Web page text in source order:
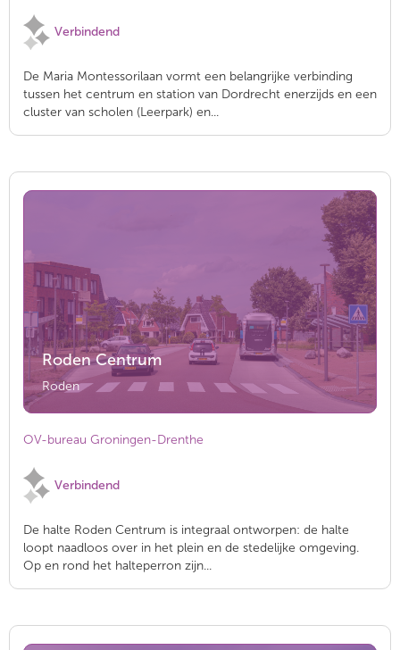
Verbindend
De Maria Montessorilaan vormt een belangrijke verbinding
tussen het centrum en station van Dordrecht enerzijds en een
cluster van scholen (Leerpark) en...
Roden Centrum
Roden
OV-bureau Groningen-Drenthe
Verbindend
De halte Roden Centrum is integraal ontworpen: de halte
loopt naadloos over in het plein en de stedelijke omgeving.
Op en rond het halteperron zijn...